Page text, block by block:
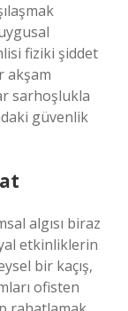
fiziki şiddet
akşam
sarhoşlukla
güvenlik
algısı biraz
etkinliklerin
bir kaçış,
ofisten